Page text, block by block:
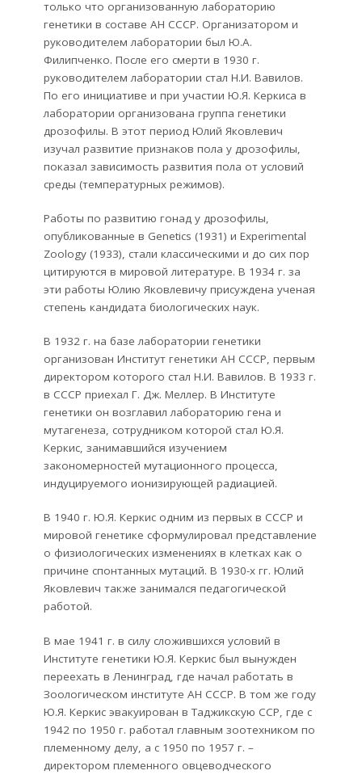
только что организованную лабораторию
генетики в составе АН СССР. Организатором и
руководителем лаборатории был Ю.А.
Филипченко. После его смерти в 1930 г.
руководителем лаборатории стал Н.И. Вавилов.
По его инициативе и при участии Ю.Я. Керкиса в
лаборатории организована группа генетики
дрозофилы. В этот период Юлий Яковлевич
изучал развитие признаков пола у дрозофилы,
показал зависимость развития пола от условий
среды (температурных режимов).
Работы по развитию гонад у дрозофилы,
опубликованные в Genetics (1931) и Experimental
Zoology (1933), стали классическими и до сих пор
цитируются в мировой литературе. В 1934 г. за
эти работы Юлию Яковлевичу присуждена ученая
степень кандидата биологических наук.
В 1932 г. на базе лаборатории генетики
организован Институт генетики АН СССР, первым
директором которого стал Н.И. Вавилов. В 1933 г.
в СССР приехал Г. Дж. Меллер. В Институте
генетики он возглавил лабораторию гена и
мутагенеза, сотрудником которой стал Ю.Я.
Керкис, занимавшийся изучением
закономерностей мутационного процесса,
индуцируемого ионизирующей радиацией.
В 1940 г. Ю.Я. Керкис одним из первых в СССР и
мировой генетике сформулировал представление
о физиологических изменениях в клетках как о
причине спонтанных мутаций. В 1930-х гг. Юлий
Яковлевич также занимался педагогической
работой.
В мае 1941 г. в силу сложившихся условий в
Институте генетики Ю.Я. Керкис был вынужден
переехать в Ленинград, где начал работать в
Зоологическом институте АН СССР. В том же году
Ю.Я. Керкис эвакуирован в Таджикскую ССР, где с
1942 по 1950 г. работал главным зоотехником по
племенному делу, а с 1950 по 1957 г. –
директором племенного овцеводческого